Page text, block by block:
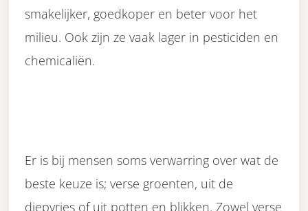
smakelijker, goedkoper en beter voor het
milieu. Ook zijn ze vaak lager in pesticiden en
chemicaliën.
Er is bij mensen soms verwarring over wat de
beste keuze is; verse groenten, uit de
diepvries of uit potten en blikken. Zowel verse